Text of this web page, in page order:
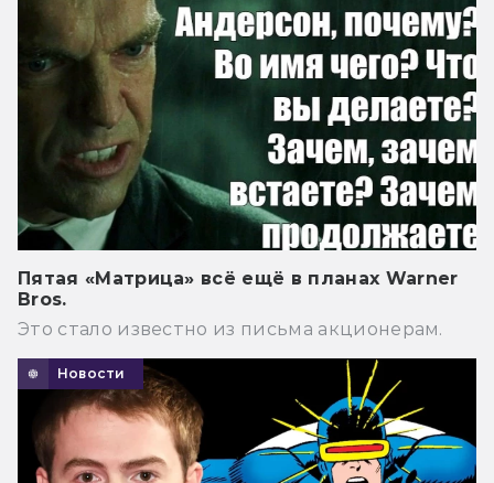
Пятая «Матрица» всё ещё в планах Warner
Bros.
Это стало известно из письма акционерам.
Новости